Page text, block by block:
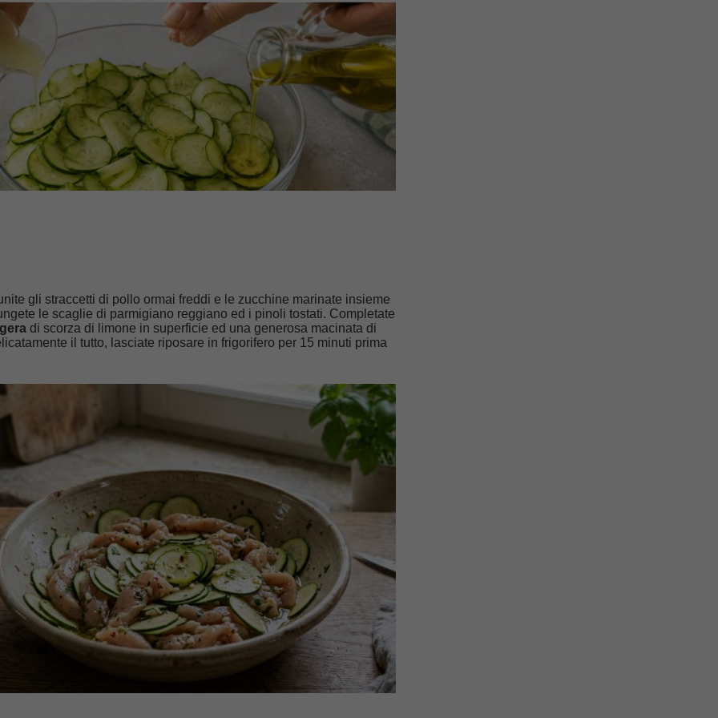
gli straccetti di pollo ormai freddi e le zucchine marinate insieme
le scaglie di parmigiano reggiano ed i pinoli tostati. Completate
di scorza di limone in superficie ed una generosa macinata di
il tutto, lasciate riposare in frigorifero per 15 minuti prima